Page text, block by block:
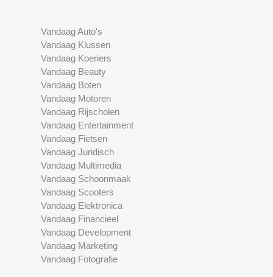
Vandaag Auto's
Vandaag Klussen
Vandaag Koeriers
Vandaag Beauty
Vandaag Boten
Vandaag Motoren
Vandaag Rijscholen
Vandaag Entertainment
Vandaag Fietsen
Vandaag Juridisch
Vandaag Multimedia
Vandaag Schoonmaak
Vandaag Scooters
Vandaag Elektronica
Vandaag Financieel
Vandaag Development
Vandaag Marketing
Vandaag Fotografie